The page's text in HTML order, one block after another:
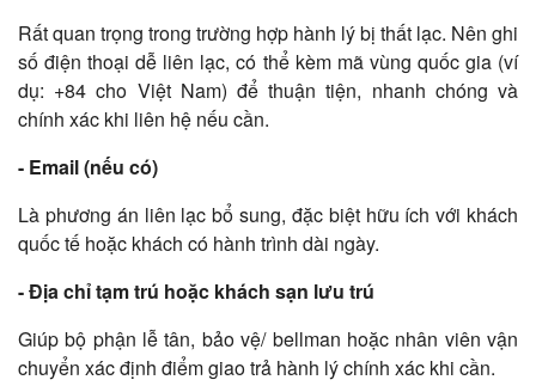
Rất quan trọng trong trường hợp hành lý bị thất lạc. Nên ghi
số điện thoại dễ liên lạc, có thể kèm mã vùng quốc gia (ví
dụ: +84 cho Việt Nam) để thuận tiện, nhanh chóng và
chính xác khi liên hệ nếu cần.
- Email (nếu có)
Là phương án liên lạc bổ sung, đặc biệt hữu ích với khách
quốc tế hoặc khách có hành trình dài ngày.
- Địa chỉ tạm trú hoặc khách sạn lưu trú
Giúp bộ phận lễ tân, bảo vệ/ bellman hoặc nhân viên vận
chuyển xác định điểm giao trả hành lý chính xác khi cần.